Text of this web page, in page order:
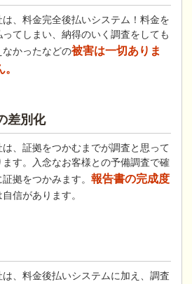
は、料金完全後払いシステム！料金を
ってしまい、納得のいく調査をしても
なかったなどの被害は一切ありま
差別化
は、証拠をつかむまでが調査と思って
ます。入念なお客様との予備調査で確
拠をつかみます。 報告書の完成度
自信があります。
は、料金後払いシステムに加え、調査